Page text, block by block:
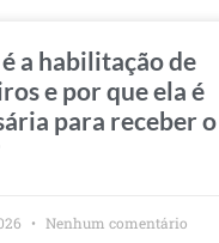
a habilitação de
e por que ela é
para receber o
Nenhum comentário